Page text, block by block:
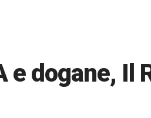
e dogane, Il